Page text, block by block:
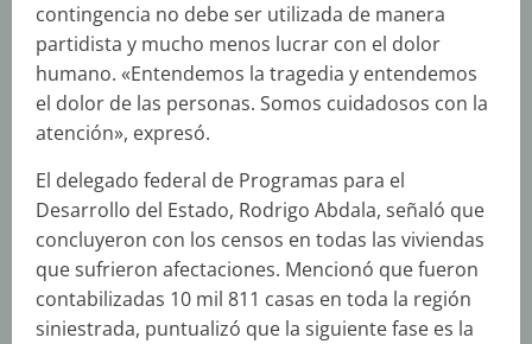
contingencia no debe ser utilizada de manera
partidista y mucho menos lucrar con el dolor
humano. «Entendemos la tragedia y entendemos
el dolor de las personas. Somos cuidadosos con la
atención», expresó.
El delegado federal de Programas para el
Desarrollo del Estado, Rodrigo Abdala, señaló que
concluyeron con los censos en todas las viviendas
que sufrieron afectaciones. Mencionó que fueron
contabilizadas 10 mil 811 casas en toda la región
siniestrada, puntualizó que la siguiente fase es la